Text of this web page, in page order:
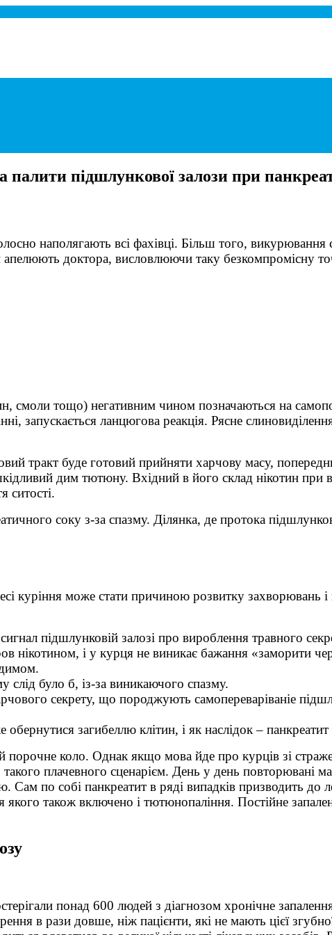
підшлункової залози при
наполягають всі фахівці. Більш того, викурювання
доктора, висловлюючи таку безкомпромісну
смоли тощо) негативним чином позначаються на
запускається ланцюгова реакція. Рясне
тракт буде готовий прийняти харчову масу,
дим тютюну. Вхідний в його склад нікотин при
ситості.
соку з-за спазму. Ділянка, де протока
куріння може стати причиною розвитку
підшлунковій залозі про вироблення травного
нікотином, і у курця не виникає бажання «заморити
слід було б, із-за виникаючого спазму.
секрету, що породжують самопереваріваніе
загибеллю клітин, і як наслідок –
порочне коло. Однак якщо мова йде про курців зі
плачевного сценарієм. День у день повторювані
по собі панкреатит в ряді випадків призводить до
якого також включено і тютюнопаління. Постійне
понад 600 людей з діагнозом хронічне
в рази довше, ніж пацієнти, які не мають цієї